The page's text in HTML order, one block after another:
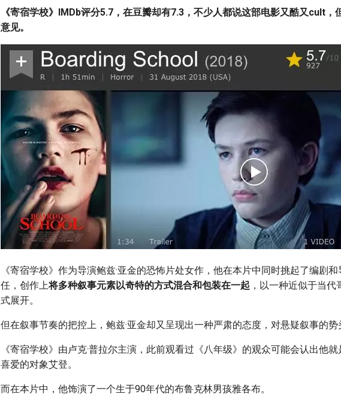
《寄宿学校》IMDb评分5.7，在豆瓣却有7.3，不少人都说这部电影又酷又cult，
意见。
《寄宿学校》作为导演鲍兹·亚金的恐怖片处女作，他在本片中同时挑起了编剧
任，创作上将多种叙事元素以奇特的方式混合和包装在一起 ，以一种近似于当
式展开。
但在叙事节奏的把控上，鲍兹·亚金却又呈现出一种严肃的态度，对悬疑叙事的
《寄宿学校》由卢克·普拉尔主演，此前观看过《八年级》的观众可能会认出他
喜爱的对象艾登。
而在本片中，他饰演了一个生于90年代的布鲁克林男孩雅各布。